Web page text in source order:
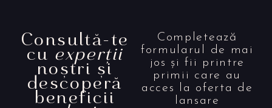
Consultă-te
cuexperții
noștri și
descoperă
beneficii
Completează
formularul de mai
jos și fii printre
primii care au
acces la oferta de
lansare